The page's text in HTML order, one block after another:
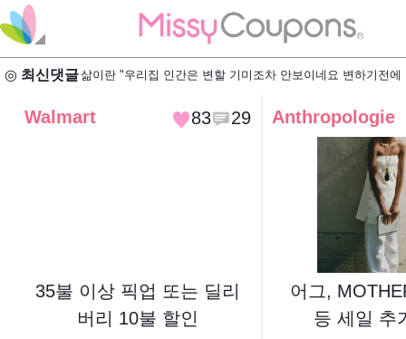
◎ 최신댓글삶이란 "우리집 인간은 변할 기미조차 안보이네요 변하기전
Walmart 83 29
35불 이상 픽업 또는 딜리
버리 10불 할인
Anthropologie
어그,
등 세일 추